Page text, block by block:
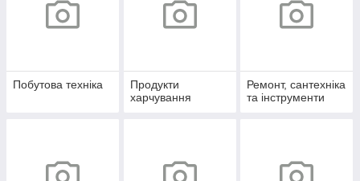
Побутова техніка
Продукти
харчування
Ремонт, сантехніка
та інструменти